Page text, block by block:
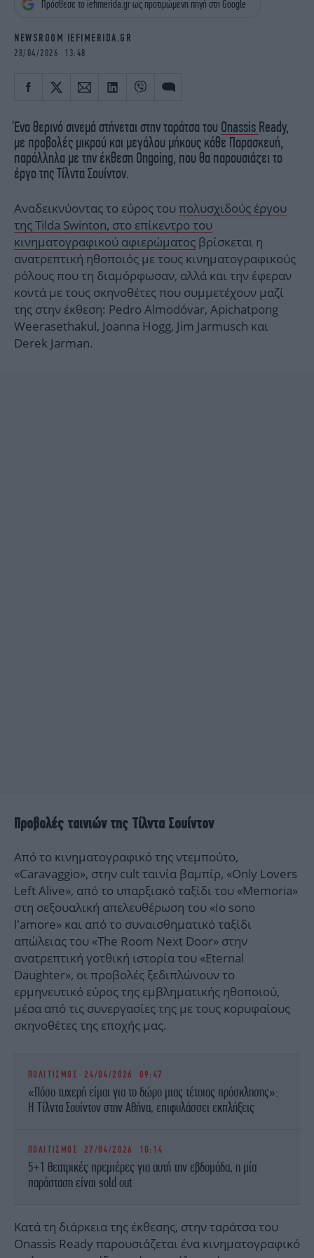
iBOOKS
ΖΩΔΙΑ
MEDIA
NEWSLETTER
Πρόσθεσε το iefimerida.gr ως προτιμώμενη πηγή στη Google
NEWSROOM IEFIMERIDA.GR
28/04/2026 13:48
Ένα θερινό σινεμά στήνεται στην ταράτσα του Onassis Ready,
με προβολές μικρού και μεγάλου μήκους κάθε Παρασκευή,
παράλληλα με την έκθεση Ongoing, που θα παρουσιάζει το
έργο της Τίλντα Σουίντον.
Αναδεικνύοντας το εύρος τουπολυσχιδούς έργου
της Tilda Swinton, στο επίκεντρο του
κινηματογραφικού αφιερώματος βρίσκεται η
ανατρεπτική ηθοποιός με τους κινηματογραφικούς
ρόλους που τη διαμόρφωσαν, αλλά και την έφεραν
κοντά με τους σκηνοθέτες που συμμετέχουν μαζί
της στην έκθεση: Pedro Almodóvar, Apichatpong
Weerasethakul, Joanna Hogg, Jim Jarmusch και
Derek Jarman.
Προβολές ταινιών της Τίλντα Σουίντον
Από το κινηματογραφικό της ντεμπούτο,
«Caravaggio», στην cult ταινία βαμπίρ, «Only Lovers
Left Alive», από τo υπαρξιακό ταξίδι του «Memoria»
στη σεξουαλική απελευθέρωση του «Io sono
l’amore» και από τo συναισθηματικό ταξίδι
απώλειας του «The Room Next Door» στην
ανατρεπτική γοτθική ιστορία του «Eternal
Daughter», οι προβολές ξεδιπλώνουν το
ερμηνευτικό εύρος της εμβληματικής ηθοποιού,
μέσα από τις συνεργασίες της με τους κορυφαίους
σκηνοθέτες της εποχής μας.
ΠΟΛΙΤΙΣΜΟΣ 24/04/2026 09:47
«Πόσο τυχερή είμαι για το δώρο μιας τέτοιας πρόσκλησης»:
Η Τίλντα Σουίντον στην Αθήνα, επιφυλάσσει εκπλήξεις
ΠΟΛΙΤΙΣΜΟΣ 27/04/2026 10:14
5+1 θεατρικές πρεμιέρες για αυτή την εβδομάδα, η μία
παράσταση είναι sold out
Κατά τη διάρκεια της έκθεσης, στην ταράτσα του
Onassis Ready παρουσιάζεται ένα κινηματογραφικό